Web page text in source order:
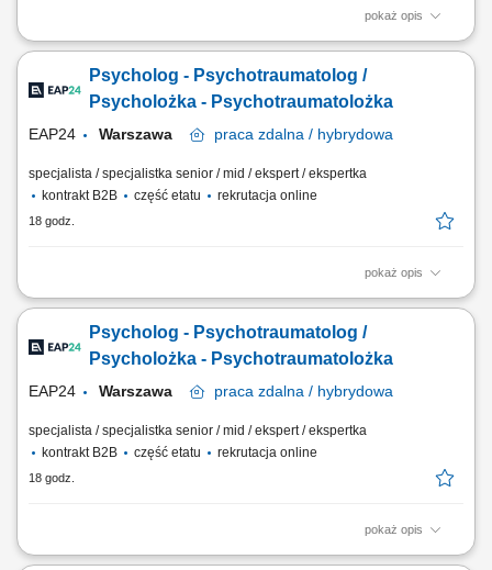
pokaż opis
Opis stanowiska Koordynowanie i realizacja wieloaspektowych badań
poznawczymi lub neurorozwojowymi. Precyzyjne planowanie ścieżki
diagnostycznej, w tym dobieranie sprawdzonych metod badawczych
Psycholog - Psychotraumatolog /
Psycholożka - Psychotraumatolożka
EAP24 Warszawa praca zdalna / hybrydowa
specjalista / specjalistka senior / mid / ekspert / ekspertka
kontrakt B2B
część etatu rekrutacja online
18 godz.
pokaż opis
Twój zakres obowiązków Prowadzenie krótkoterminowych konsultacji
Udzielanie wsparcia osobom znajdującym się w kryzysie psychicznym,
po doświadczeniach traumatycznych oraz nagłych wydarzeniach
Psycholog - Psychotraumatolog /
Psycholożka - Psychotraumatolożka
EAP24 Warszawa praca zdalna / hybrydowa
specjalista / specjalistka senior / mid / ekspert / ekspertka
kontrakt B2B
część etatu rekrutacja online
18 godz.
pokaż opis
Opis stanowiska Prowadzenie indywidualnego poradnictwa